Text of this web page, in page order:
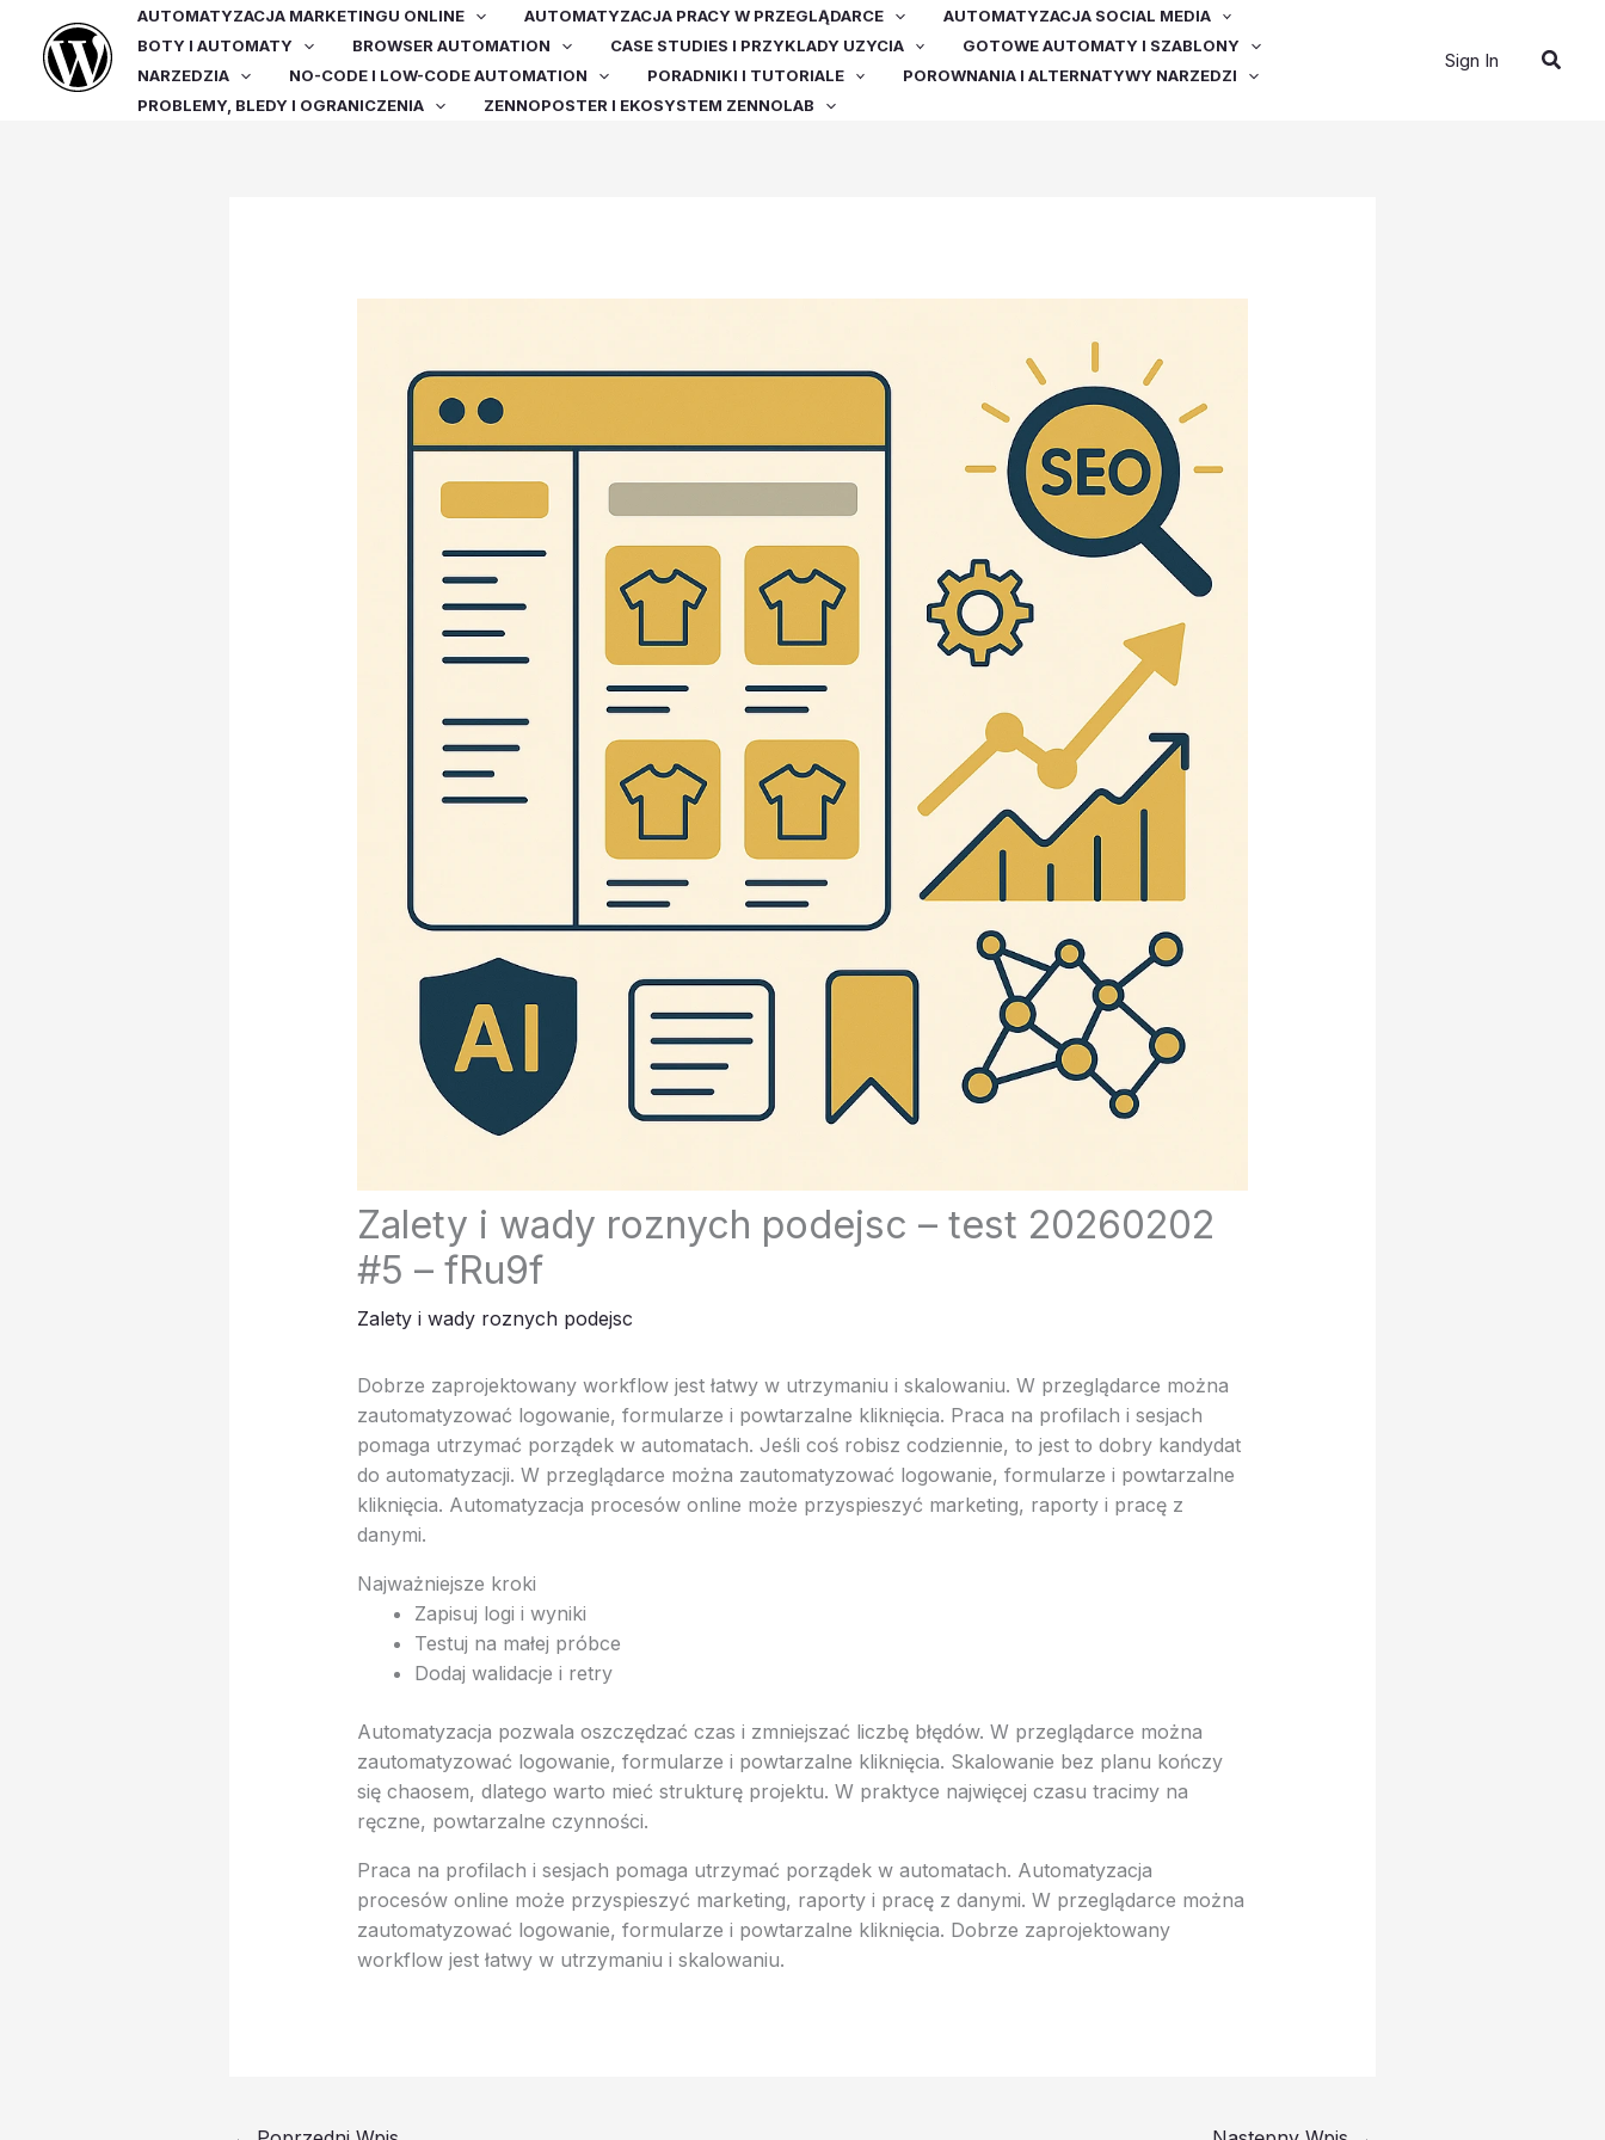
treści
AUTOMATYZACJA MARKETINGU ONLINE AUTOMATYZACJA PRACY W PRZEGLĄDARCE
AUTOMATYZACJA SOCIAL MEDIA
BOTY I AUTOMATY
BROWSER AUTOMATION CASE STUDIES I PRZYKLADY UZYCIA
GOTOWE AUTOMATY I SZABLONY
NARZEDZIA
NO-CODE I LOW-CODE AUTOMATION PORADNIKI I TUTORIALE
POROWNANIA I ALTERNATYWY NARZEDZI
PROBLEMY, BLEDY I OGRANICZENIA
ZENNOPOSTER I EKOSYSTEM ZENNOLAB
Sign In Szukaj
Zalety i wady roznych podejsc – test 20260202
#5 – fRu9f
Zalety i wady roznych podejsc
Dobrze zaprojektowany workflow jest łatwy w utrzymaniu i skalowaniu. W przeglądarce można
zautomatyzować logowanie, formularze i powtarzalne kliknięcia. Praca na profilach i sesjach
pomaga utrzymać porządek w automatach. Jeśli coś robisz codziennie, to jest to dobry kandydat
do automatyzacji. W przeglądarce można zautomatyzować logowanie, formularze i powtarzalne
kliknięcia. Automatyzacja procesów online może przyspieszyć marketing, raporty i pracę z
danymi.
Najważniejsze kroki
Zapisuj logi i wyniki
Testuj na małej próbce
Dodaj walidacje i retry
Automatyzacja pozwala oszczędzać czas i zmniejszać liczbę błędów. W przeglądarce można
zautomatyzować logowanie, formularze i powtarzalne kliknięcia. Skalowanie bez planu kończy
się chaosem, dlatego warto mieć strukturę projektu. W praktyce najwięcej czasu tracimy na
ręczne, powtarzalne czynności.
Praca na profilach i sesjach pomaga utrzymać porządek w automatach. Automatyzacja
procesów online może przyspieszyć marketing, raporty i pracę z danymi. W przeglądarce można
zautomatyzować logowanie, formularze i powtarzalne kliknięcia. Dobrze zaprojektowany
workflow jest łatwy w utrzymaniu i skalowaniu.